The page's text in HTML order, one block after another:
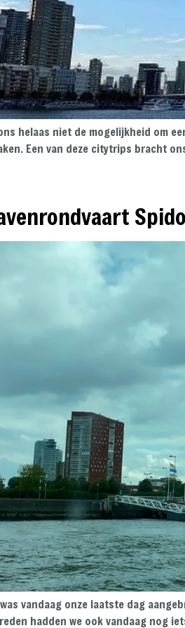
helaas niet de mogelijkheid om
Een van deze citytrips bracht
vandaag onze laatste dag
hadden we ook vandaag nog